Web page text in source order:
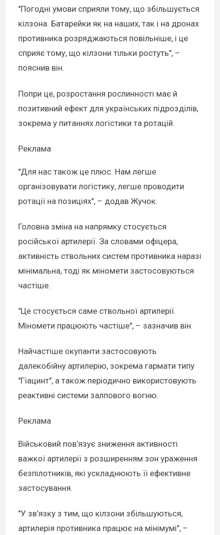
"Погодні умови сприяли тому, що збільшується
кілзона. Батарейки як на наших, так і на дронах
противника розряджаються повільніше, і це
сприяє тому, що кілзони тільки ростуть", –
пояснив він.
Попри це, розростання рослинності має й
позитивний ефект для українських підрозділів,
зокрема у питаннях логістики та ротацій.
Реклама
"Для нас також це плюс. Нам легше
організовувати логістику, легше проводити
ротації на позиціях", – додав Жучок.
Головна зміна на напрямку стосується
російської артилерії. За словами офіцера,
активність ствольних систем противника наразі
мінімальна, тоді як міномети застосовуються
частіше.
"Це стосується саме ствольної артилерії.
Міномети працюють частіше", – зазначив він.
Найчастіше окупанти застосовують
далекобійну артилерію, зокрема гармати типу
"Гіацинт", а також періодично використовують
реактивні системи залпового вогню.
Реклама
Військовий пов’язує зниження активності
важкої артилерії з розширенням зон ураження
безпілотників, які ускладнюють її ефективне
застосування.
"У зв’язку з тим, що кілзони збільшуються,
артилерія противника працює на мінімумі", –